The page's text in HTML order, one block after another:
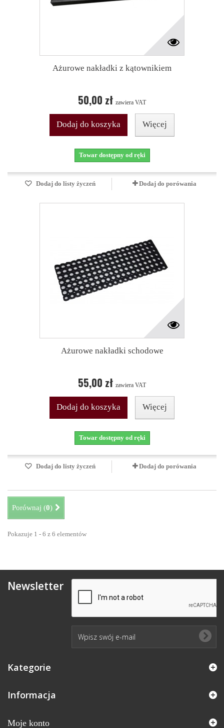
Ażurowe nakładki z kątownikiem
50,00 zł zawiera VAT
Dodaj do koszyka Więcej
Towar dostępny od ręki
Dodaj do listy życzeń Dodaj do porówania
Ażurowe nakładki schodowe
55,00 zł zawiera VAT
Dodaj do koszyka Więcej
Towar dostępny od ręki
Dodaj do listy życzeń Dodaj do porówania
Porównaj (0)
Pokazuje 1 - 6 z 6 elementów
Newsletter
Kategorie
Informacja
Moje konto